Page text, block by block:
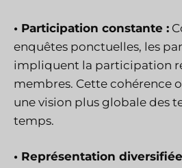
• Participation constante :
enquêtes ponctuelles, les
impliquent la participation
membres. Cette cohérence
une vision plus globale des
temps.
• Représentation